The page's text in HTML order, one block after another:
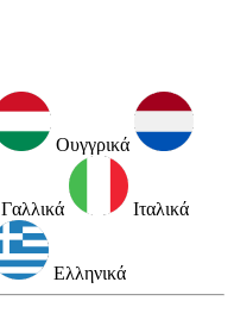
Ουγγρικά
Γαλλικά Ιταλικά
Ελληνικά